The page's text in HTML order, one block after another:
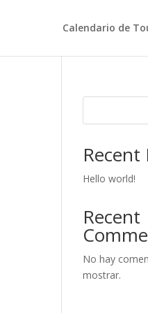
Calendario de
Recent
Hello world!
Recent
No hay
mostrar.